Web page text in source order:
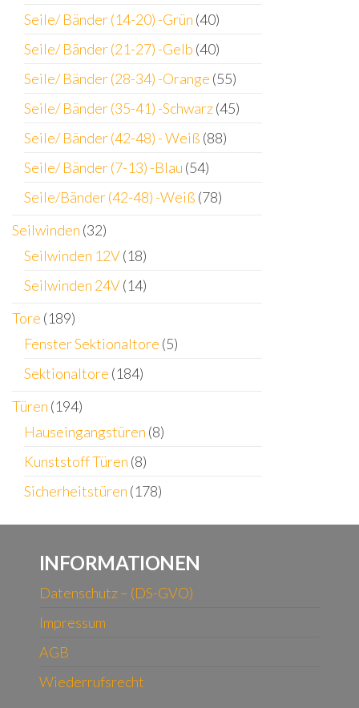
Seile/ Bänder (14-20) -Grün (40)
Seile/ Bänder (21-27) -Gelb (40)
Seile/ Bänder (28-34) -Orange (55)
Seile/ Bänder (35-41) -Schwarz(45)
Seile/ Bänder (42-48) - Weiß (88)
Seile/ Bänder (7-13) -Blau (54)
Seile/Bänder (42-48) -Weiß (78)
Seilwinden (32)
Seilwinden 12V(18)
Seilwinden 24V(14)
Tore (189)
Fenster Sektionaltore (5)
Sektionaltore (184)
Türen (194)
Hauseingangstüren (8)
Kunststoff Türen (8)
Sicherheitstüren (178)
INFORMATIONEN
Datenschutz – (DS-GVO)
Impressum
AGB
Wiederrufsrecht